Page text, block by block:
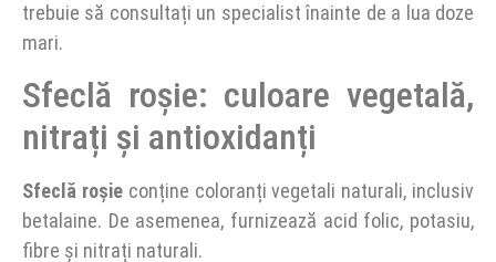
trebuie să consultați un specialist înainte de a lua doze
mari.
Sfeclă roșie: culoare vegetală,
nitrați și antioxidanți
Sfeclă roșieconține coloranți vegetali naturali, inclusiv
betalaine. De asemenea, furnizează acid folic, potasiu,
fibre și nitrați naturali.